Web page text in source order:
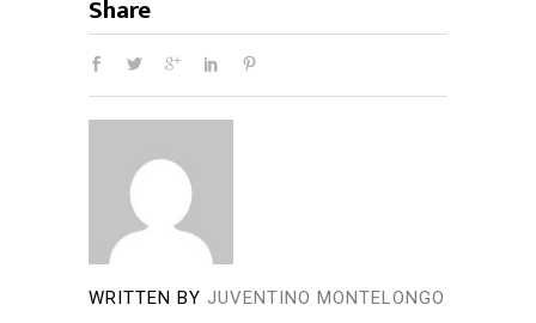
Share
WRITTEN BY JUVENTINO MONTELONGO